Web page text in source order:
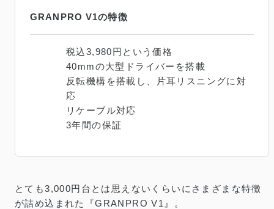
GRANPRO V1の特徴
税込3,980円という価格
40mmの大型ドライバーを搭載
反転機構を搭載し、片耳リスニングに対
応
リケーブル対応
3年間の保証
とても3,000円台とは思えないくらいにさまざまな特徴
が詰め込まれた『GRANPRO V1』。